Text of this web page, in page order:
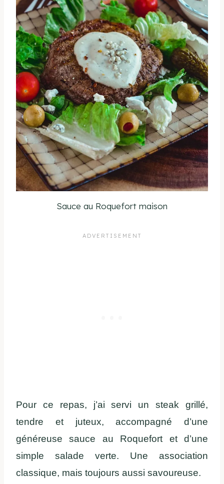
Sauce au Roquefort maison
Pour ce repas, j’ai servi un steak grillé,
tendre et juteux, accompagné d’une
généreuse sauce au Roquefort et d’une
simple salade verte. Une association
classique, mais toujours aussi savoureuse.